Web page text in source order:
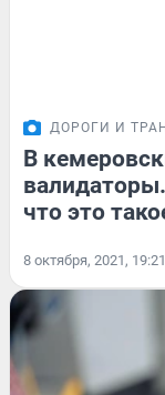
ДОРОГИ И
В
что это
8 октября, 2021, 19:21